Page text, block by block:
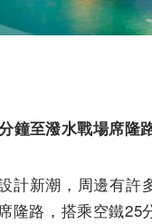
鐘至潑水戰場席隆
計新潮，周邊有許
隆路，搭乘空鐵25